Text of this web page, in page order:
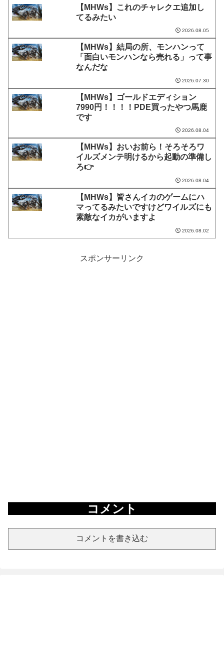
【MHWs】これのチャレクエ追加し
てるみたい
2026.08.05
【MHWs】結局の所、モンハンって
「面白いモンハンなら売れる」って事
なんだな
2026.07.30
【MHWs】ゴールドエディション
7990円！！！！PDE買ったやつ馬鹿
です
2026.08.04
【MHWs】おいお前ら！そろそろワ
イルズメンテ明けるから起動の準備し
ろ👉
2026.08.04
【MHWs】皆さんイカのゲームにハ
マってるみたいですけどワイルズにも
素敵なイカがいますよ
2026.08.02
スポンサーリンク
コメント
コメントを書き込む